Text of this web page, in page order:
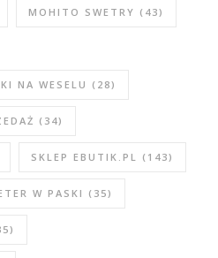
MOHITO SWETRY (43)
NA WESELU (28)
(34)
SKLEP EBUTIK.PL (143)
W PASKI (35)